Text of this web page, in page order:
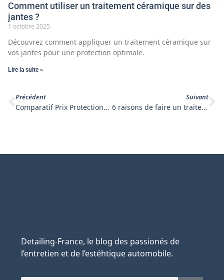
Comment utiliser un traitement céramique sur des
jantes ?
1 octobre 2025
Découvrez comment appliquer un traitement céramique sur
vos jantes pour une protection optimale.
Lire la suite »
Précédent
Comparatif Prix Protections : Analyse Coûts 2025
Suivant
6 raisons de faire un traitement céramique sur une voiture d’occasion
Detailing-France, le blog des passionés de
l’entretien et de l’estéhtique automobile.